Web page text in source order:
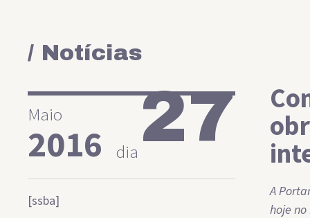
/ Notícias
Maio
2016 dia27
[ssba]
A
hoje no